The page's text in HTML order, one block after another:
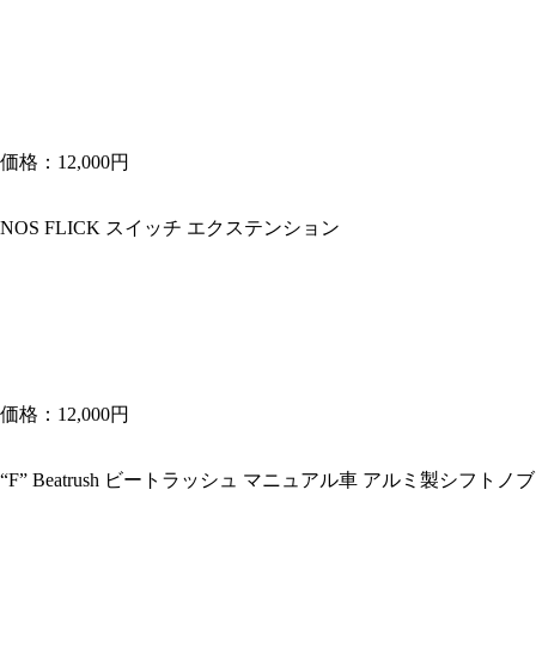
価格：12,000円
NOS FLICK スイッチ エクステンション
価格：12,000円
“F” Beatrush ビートラッシュ マニュアル車 アルミ製シフトノ